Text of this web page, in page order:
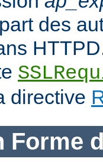
des
directive
Forme